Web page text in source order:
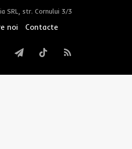
SRL, str. Cornului 3/3
noi Contacte
TelegramTikTokRSS